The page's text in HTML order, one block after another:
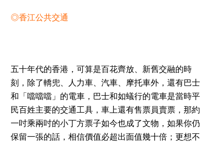
◎香江公共交通
五十年代的香港，可算是百花齊放、新舊交融的時
刻，除了轎兜、人力車、汽車、摩托車外，還有巴士
和「噹噹噹」的電車，巴士和如蟻行的電車是當時平
民百姓主要的交通工具，車上還有售票員賣票，那約
一吋乘兩吋的小丁方票子如今也成了文物，如果你仍
保留一張的話，相信價值必超出面值幾十倍；更想不